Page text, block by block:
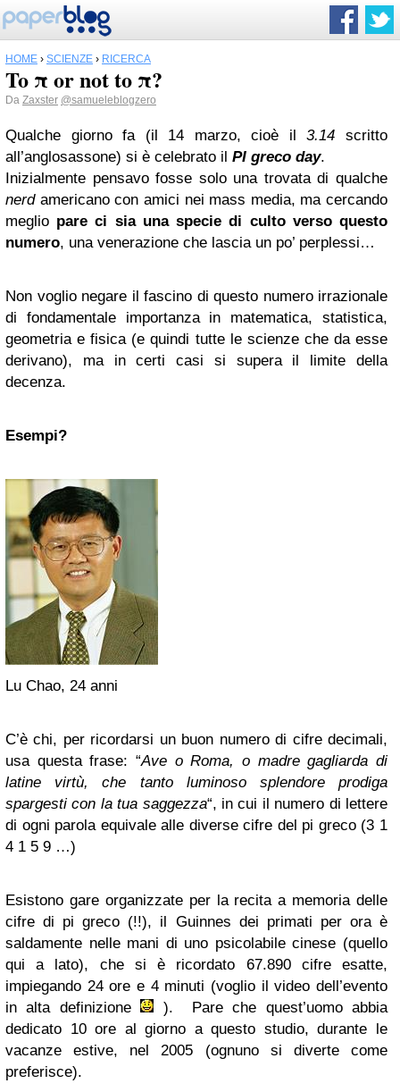
HOME › SCIENZE › RICERCA
To π or not to π?
Da Zaxster @samueleblogzero
Qualche giorno fa (il 14 marzo, cioè il3.14 scritto
all’anglosassone) si è celebrato il PI greco day.
Inizialmente pensavo fosse solo una trovata di qualche
nerdamericano con amici nei mass media, ma cercando
meglio pare ci sia una specie di culto verso questo
numero, una venerazione che lascia un po’ perplessi…
Non voglio negare il fascino di questo numero irrazionale
di fondamentale importanza in matematica, statistica,
geometria e fisica (e quindi tutte le scienze che da esse
derivano), ma in certi casi si supera il limite della
decenza.
Esempi?
Lu Chao, 24 anni
C’è chi, per ricordarsi un buon numero di cifre decimali,
usa questa frase: “Ave o Roma, o madre gagliarda di
latine virtù, che tanto luminoso splendore prodiga
spargesti con la tua saggezza“, in cui il numero di lettere
di ogni parola equivale alle diverse cifre del pi greco (3 1
4 1 5 9 …)
Esistono gare organizzate per la recita a memoria delle
cifre di pi greco (!!), il Guinnes dei primati per ora è
saldamente nelle mani di uno psicolabile cinese (quello
qui a lato), che si è ricordato 67.890 cifre esatte,
impiegando 24 ore e 4 minuti (voglio il video dell’evento
in alta definizione
). Pare che quest’uomo abbia
dedicato 10 ore al giorno a questo studio, durante le
vacanze estive, nel 2005 (ognuno si diverte come
preferisce).